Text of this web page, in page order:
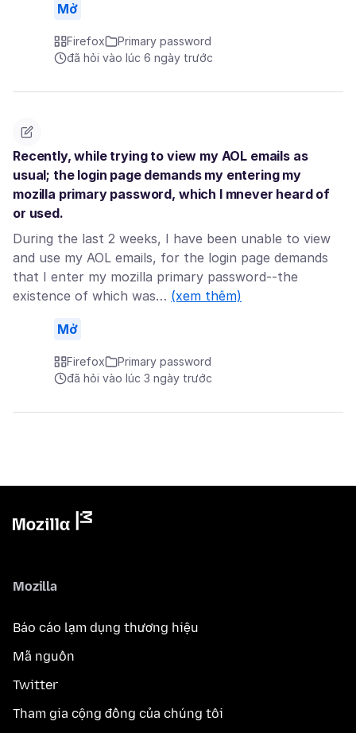
Mở
Firefox
Primary password
đã hỏi vào lúc 6 ngày trước
Recently, while trying to view my AOL emails as
usual; the login page demands my entering my
mozilla primary password, which I mnever heard of
or used.
During the last 2 weeks, I have been unable to view
and use my AOL emails, for the login page demands
that I enter my mozilla primary password--the
existence of which was… (xem thêm)
Mở
Firefox
Primary password
đã hỏi vào lúc 3 ngày trước
Mozilla
Báo cáo lạm dụng thương hiệu
Mã nguồn
Twitter
Tham gia cộng đồng của chúng tôi